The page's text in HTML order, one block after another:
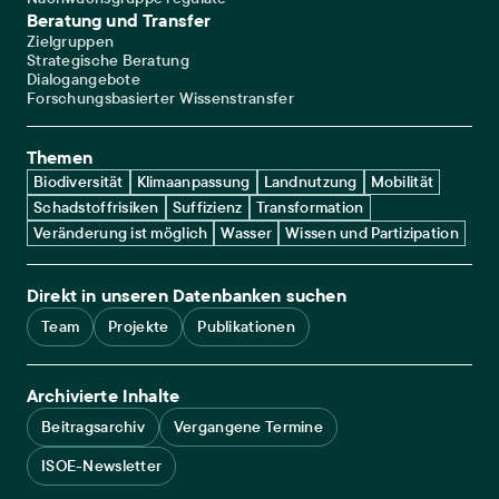
Beratung und Transfer
Zielgruppen
Strategische Beratung
Dialogangebote
Forschungsbasierter Wissenstransfer
Themen
Biodiversität Klimaanpassung Landnutzung
Mobilität
Schadstoffrisiken
Suffizienz
Transformation
Veränderung ist möglich
Wasser Wissen und Partizipation
Direkt in unseren Datenbanken suchen
Team Projekte Publikationen
Archivierte Inhalte
Beitragsarchiv
Vergangene Termine
ISOE-Newsletter